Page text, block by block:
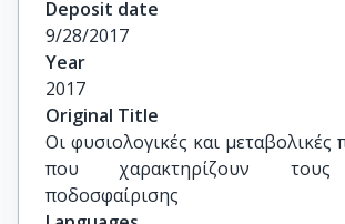
Deposit date
9/28/2017
Year
2017
Original Title
Οι φυσιολογικές και μεταβολικές
που χαρακτηρίζουν τους
ποδοσφαίρισης